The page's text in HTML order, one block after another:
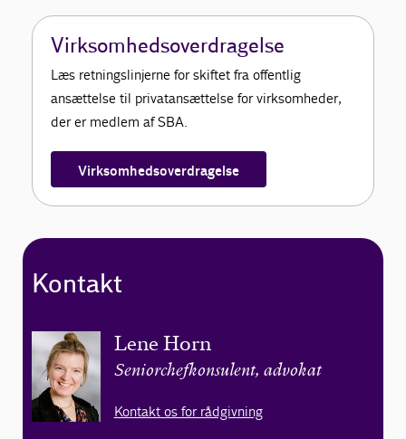
Virksomhedsoverdragelse
Læs retningslinjerne for skiftet fra offentlig
ansættelse til privatansættelse for virksomheder,
der er medlem af SBA.
Virksomhedsoverdragelse
Kontakt
Lene Horn
Seniorchefkonsulent, advokat
Kontakt os for rådgivning